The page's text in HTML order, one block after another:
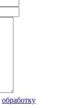
обработку